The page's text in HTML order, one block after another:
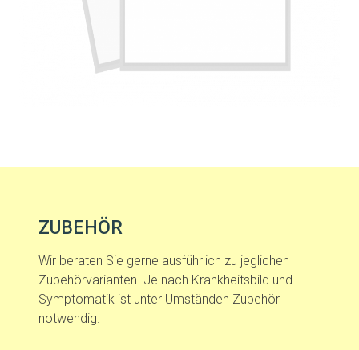
ZUBEHÖR
Wir beraten Sie gerne ausführlich zu jeglichen
Zubehörvarianten. Je nach Krankheitsbild und
Symptomatik ist unter Umständen Zubehör
notwendig.